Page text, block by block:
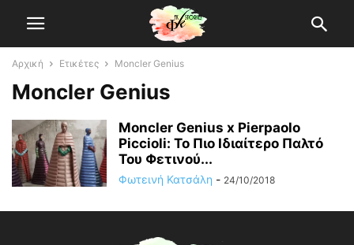
Αρχική Ετικέτες Moncler Genius
Moncler Genius
Moncler Genius x Pierpaolo
Piccioli: Το Πιο Ιδιαίτερο Παλτό
Του Φετινού...
Φωτεινή Κατσάλη - 24/10/2018